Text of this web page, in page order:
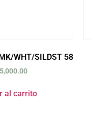
WHT/SILDST 58
al carrito